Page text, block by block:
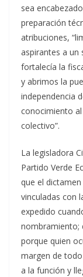
sea
preparación
atribuciones,
aspirantes a
fortalecía la
y abrimos la
independencia
conocimiento
colectivo”.
La legisladora
Partido Verde
que el
vinculadas con
expedido
nombramiento;
porque quien
margen de
a la función y